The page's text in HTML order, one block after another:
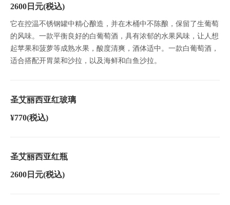
2600日元(税込)
它在控温不锈钢罐中精心酿造，并在木桶中不陈酿，保留了生葡萄
的风味。一款平衡良好的白葡萄酒，具有浓郁的水果风味，让人想
起苹果和菠萝等成熟水果，酸度清爽，酒体适中。一款白葡萄酒，
适合搭配开胃菜和沙拉，以及海鲜和白鱼沙拉。
圣艾丽西亚红玻璃
¥770(税込)
圣艾丽西亚红瓶
2600日元(税込)